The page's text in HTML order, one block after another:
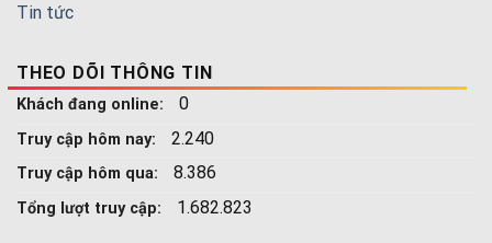
Tin tức
THEO DÕI THÔNG TIN
Khách đang online: 0
Truy cập hôm nay: 2.240
Truy cập hôm qua: 8.386
Tổng lượt truy cập: 1.682.823